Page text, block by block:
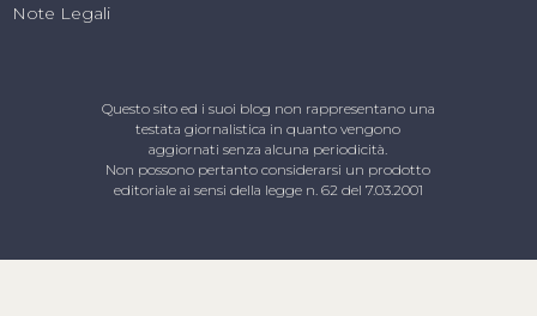
Note Legali
Questo sito ed i suoi blog non rappresentano una
testata giornalistica in quanto vengono
aggiornati senza alcuna periodicità.
Non possono pertanto considerarsi un prodotto
editoriale ai sensi della legge n. 62 del 7.03.2001